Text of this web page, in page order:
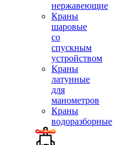
нержавеющие
Краны
шаровые
со
спускным
устройством
Краны
латунные
для
манометров
Краны
водоразборные